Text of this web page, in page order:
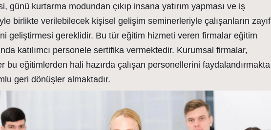
günü kurtarma modundan çıkıp insana yatırım yapması ve iş
birlikte verilebilecek kişisel gelişim seminerleriyle çalışanların zayıf
geliştirmesi gereklidir. Bu tür eğitim hizmeti veren firmalar eğitim
katılımcı personele sertifika vermektedir. Kurumsal firmalar,
bu eğitimlerden hali hazırda çalışan personellerini faydalandırmakta
geri dönüşler almaktadır.